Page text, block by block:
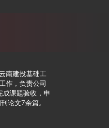
南建投基础工
作，负责公司
课题验收，申
论文7余篇。